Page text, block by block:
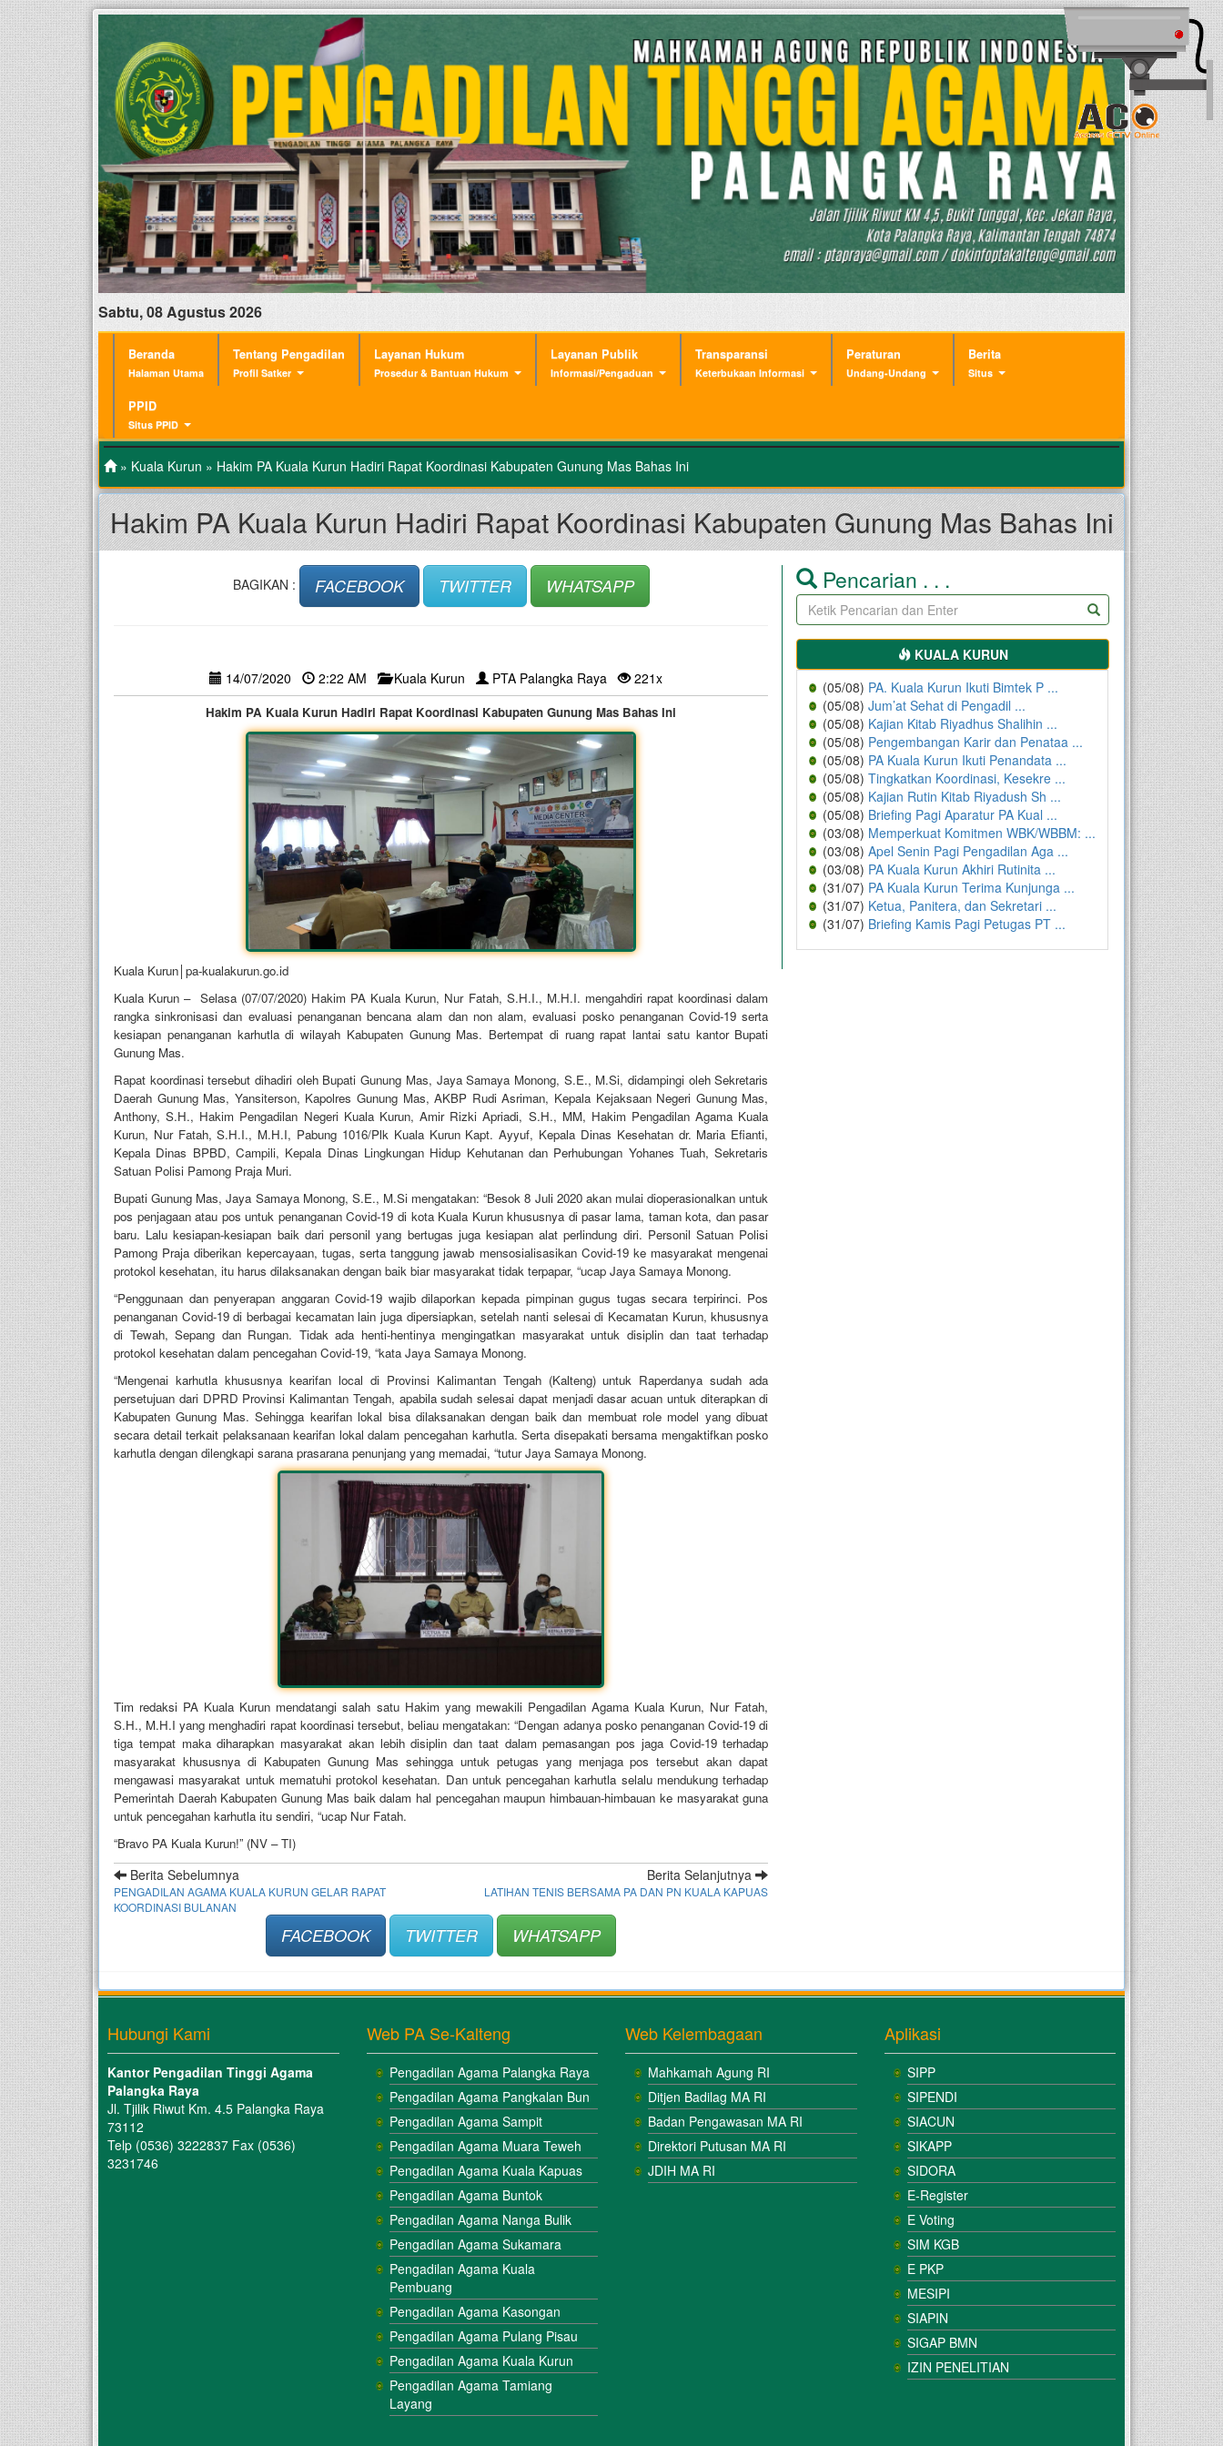
Sabtu, 08 Agustus 2026
Beranda
Halaman Utama
Tentang Pengadilan
Profil Satker
Layanan Hukum
Prosedur & Bantuan Hukum
Layanan Publik
Informasi/Pengaduan
Transparansi
Keterbukaan Informasi
Peraturan
Undang-Undang
Berita
Situs
PPID
Situs PPID
» Kuala Kurun » Hakim PA Kuala Kurun Hadiri Rapat Koordinasi Kabupaten Gunung Mas Bahas Ini
Hakim PA Kuala Kurun Hadiri Rapat Koordinasi Kabupaten Gunung Mas Bahas Ini
BAGIKAN : FACEBOOK TWITTER WHATSAPP
14/07/2020 2:22 AM Kuala Kurun PTA Palangka Raya 221x
Hakim PA Kuala Kurun Hadiri Rapat Koordinasi Kabupaten Gunung Mas Bahas Ini
Kuala Kurun│pa-kualakurun.go.id
Kuala Kurun – Selasa (07/07/2020) Hakim PA Kuala Kurun, Nur Fatah, S.H.I., M.H.I. mengahdiri rapat koordinasi dalam
rangka sinkronisasi dan evaluasi penanganan bencana alam dan non alam, evaluasi posko penanganan Covid-19 serta
kesiapan penanganan karhutla di wilayah Kabupaten Gunung Mas. Bertempat di ruang rapat lantai satu kantor Bupati
Gunung Mas.
Rapat koordinasi tersebut dihadiri oleh Bupati Gunung Mas, Jaya Samaya Monong, S.E., M.Si, didampingi oleh Sekretaris
Daerah Gunung Mas, Yansiterson, Kapolres Gunung Mas, AKBP Rudi Asriman, Kepala Kejaksaan Negeri Gunung Mas,
Anthony, S.H., Hakim Pengadilan Negeri Kuala Kurun, Amir Rizki Apriadi, S.H., MM, Hakim Pengadilan Agama Kuala
Kurun, Nur Fatah, S.H.I., M.H.I, Pabung 1016/Plk Kuala Kurun Kapt. Ayyuf, Kepala Dinas Kesehatan dr. Maria Efianti,
Kepala Dinas BPBD, Campili, Kepala Dinas Lingkungan Hidup Kehutanan dan Perhubungan Yohanes Tuah, Sekretaris
Satuan Polisi Pamong Praja Muri.
Bupati Gunung Mas, Jaya Samaya Monong, S.E., M.Si mengatakan: “Besok 8 Juli 2020 akan mulai dioperasionalkan untuk
pos penjagaan atau pos untuk penanganan Covid-19 di kota Kuala Kurun khususnya di pasar lama, taman kota, dan pasar
baru. Lalu kesiapan-kesiapan baik dari personil yang bertugas juga kesiapan alat perlindung diri. Personil Satuan Polisi
Pamong Praja diberikan kepercayaan, tugas, serta tanggung jawab mensosialisasikan Covid-19 ke masyarakat mengenai
protokol kesehatan, itu harus dilaksanakan dengan baik biar masyarakat tidak terpapar, “ucap Jaya Samaya Monong.
“Penggunaan dan penyerapan anggaran Covid-19 wajib dilaporkan kepada pimpinan gugus tugas secara terpirinci. Pos
penanganan Covid-19 di berbagai kecamatan lain juga dipersiapkan, setelah nanti selesai di Kecamatan Kurun, khususnya
di Tewah, Sepang dan Rungan. Tidak ada henti-hentinya mengingatkan masyarakat untuk disiplin dan taat terhadap
protokol kesehatan dalam pencegahan Covid-19, “kata Jaya Samaya Monong.
“Mengenai karhutla khususnya kearifan local di Provinsi Kalimantan Tengah (Kalteng) untuk Raperdanya sudah ada
persetujuan dari DPRD Provinsi Kalimantan Tengah, apabila sudah selesai dapat menjadi dasar acuan untuk diterapkan di
Kabupaten Gunung Mas. Sehingga kearifan lokal bisa dilaksanakan dengan baik dan membuat role model yang dibuat
secara detail terkait pelaksanaan kearifan lokal dalam pencegahan karhutla. Serta disepakati bersama mengaktifkan posko
karhutla dengan dilengkapi sarana prasarana penunjang yang memadai, “tutur Jaya Samaya Monong.
Tim redaksi PA Kuala Kurun mendatangi salah satu Hakim yang mewakili Pengadilan Agama Kuala Kurun, Nur Fatah,
S.H., M.H.I yang menghadiri rapat koordinasi tersebut, beliau mengatakan: “Dengan adanya posko penanganan Covid-19 di
tiga tempat maka diharapkan masyarakat akan lebih disiplin dan taat dalam pemasangan pos jaga Covid-19 terhadap
masyarakat khususnya di Kabupaten Gunung Mas sehingga untuk petugas yang menjaga pos tersebut akan dapat
mengawasi masyarakat untuk mematuhi protokol kesehatan. Dan untuk pencegahan karhutla selalu mendukung terhadap
Pemerintah Daerah Kabupaten Gunung Mas baik dalam hal pencegahan maupun himbauan-himbauan ke masyarakat guna
untuk pencegahan karhutla itu sendiri, “ucap Nur Fatah.
“Bravo PA Kuala Kurun!” (NV – TI)
Berita Sebelumnya
PENGADILAN AGAMA KUALA KURUN GELAR RAPAT
KOORDINASI BULANAN
Berita Selanjutnya
LATIHAN TENIS BERSAMA PA DAN PN KUALA KAPUAS
FACEBOOK TWITTER WHATSAPP
Pencarian . . .
KUALA KURUN
(05/08) PA. Kuala Kurun Ikuti Bimtek P ...
(05/08) Jum’at Sehat di Pengadil ...
(05/08) Kajian Kitab Riyadhus Shalihin ...
(05/08) Pengembangan Karir dan Penataa ...
(05/08) PA Kuala Kurun Ikuti Penandata ...
(05/08) Tingkatkan Koordinasi, Kesekre ...
(05/08) Kajian Rutin Kitab Riyadush Sh ...
(05/08) Briefing Pagi Aparatur PA Kual ...
(03/08) Memperkuat Komitmen WBK/WBBM: ...
(03/08) Apel Senin Pagi Pengadilan Aga ...
(03/08) PA Kuala Kurun Akhiri Rutinita ...
(31/07) PA Kuala Kurun Terima Kunjunga ...
(31/07) Ketua, Panitera, dan Sekretari ...
(31/07) Briefing Kamis Pagi Petugas PT ...
Hubungi Kami
Kantor Pengadilan Tinggi Agama
Palangka Raya
Jl. Tjilik Riwut Km. 4.5 Palangka Raya
73112
Telp (0536) 3222837 Fax (0536)
3231746
Web PA Se-Kalteng
Pengadilan Agama Palangka Raya
Pengadilan Agama Pangkalan Bun
Pengadilan Agama Sampit
Pengadilan Agama Muara Teweh
Pengadilan Agama Kuala Kapuas
Pengadilan Agama Buntok
Pengadilan Agama Nanga Bulik
Pengadilan Agama Sukamara
Pengadilan Agama Kuala
Pembuang
Pengadilan Agama Kasongan
Pengadilan Agama Pulang Pisau
Pengadilan Agama Kuala Kurun
Pengadilan Agama Tamiang
Layang
Web Kelembagaan
Mahkamah Agung RI
Ditjen Badilag MA RI
Badan Pengawasan MA RI
Direktori Putusan MA RI
JDIH MA RI
Aplikasi
SIPP
SIPENDI
SIACUN
SIKAPP
SIDORA
E-Register
E Voting
SIM KGB
E PKP
MESIPI
SIAPIN
SIGAP BMN
IZIN PENELITIAN